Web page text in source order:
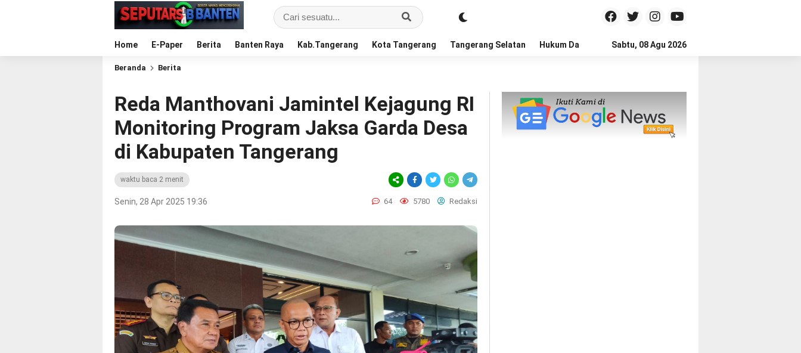
Home E-Paper Berita Banten Raya Kab.Tangerang Kota Tangerang Tangerang Selatan Hukum Dan Kriminal Politik Pendidikan
Sabtu, 08 Agu 2026
Beranda Berita
Reda Manthovani Jamintel Kejagung RI
Monitoring Program Jaksa Garda Desa
di Kabupaten Tangerang
waktu baca 2 menit
Senin, 28 Apr 2025 19:36 64 5780 Redaksi